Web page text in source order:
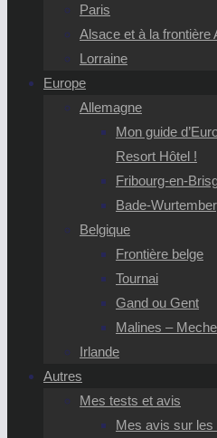
Paris
Alsace et à la frontière
Lorraine
Europe
Allemagne
Mon guide
Resort Hôtel !
Fribourg-en-
Bade-
Belgique
Frontière belge
Tournai
Gand ou Gent
Malines –
Irlande
Autres
Mes tests et avis
Mes avis sur les